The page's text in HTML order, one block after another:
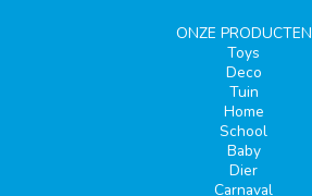
ONZE PRODUCTEN
Toys
Deco
Tuin
Home
School
Baby
Dier
Carnaval